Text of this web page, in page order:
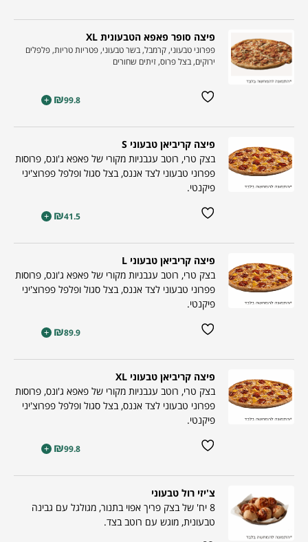
פיצה סופר פאפא הטבעונית XL
פפרוני טבעוני, קרמבל, בשר טבעוני, פטריות טריות, פלפלים
ירוקים, בצל פרוס, זיתים שחורים
₪99.8
+
פיצה קריביאן טבעוני S
בצק טרי, רוטב עגבניות מקורי של פאפא ג'ונס, פרוסות
פפרוני טבעוני לצד אננס, בצל סגול ופלפל פפרוצ'יני
פיקנטי.
₪41.5
+
פיצה קריביאן טבעוני L
בצק טרי, רוטב עגבניות מקורי של פאפא ג'ונס, פרוסות
פפרוני טבעוני לצד אננס, בצל סגול ופלפל פפרוצ'יני
פיקנטי.
₪89.9
+
פיצה קריביאן טבעוני XL
בצק טרי, רוטב עגבניות מקורי של פאפא ג'ונס, פרוסות
פפרוני טבעוני לצד אננס, בצל סגול ופלפל פפרוצ'יני
פיקנטי.
₪99.8
+
צ'יזי רול טבעוני
8 יח' של בצק פריך אפוי בתנור, מגולגל עם גבינה
טבעונית, מוגש עם רוטב בצד.